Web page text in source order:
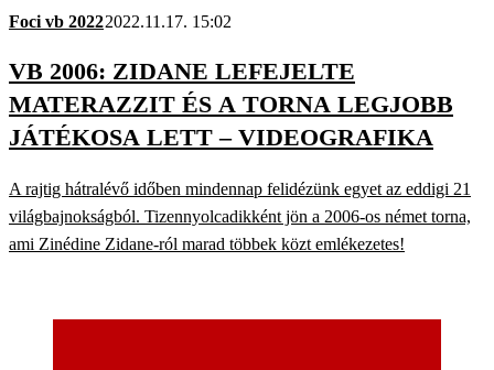
Foci vb 20222022.11.17. 15:02
VB 2006: ZIDANE LEFEJELTE
MATERAZZIT ÉS A TORNA LEGJOBB
JÁTÉKOSA LETT – VIDEOGRAFIKA
A rajtig hátralévő időben mindennap felidézünk egyet az eddigi 21
világbajnokságból. Tizennyolcadikként jön a 2006-os német torna,
ami Zinédine Zidane-ról marad többek közt emlékezetes!